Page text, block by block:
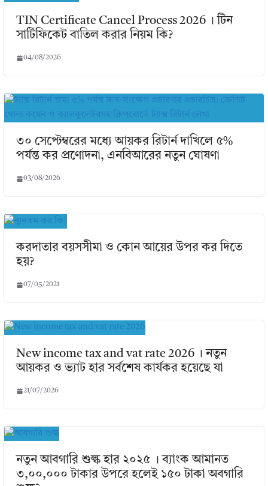
TIN Certificate Cancel Process 2026 । টিন
সার্টিফিকেট বাতিল করার নিয়ম কি?
04/08/2026
৩০ সেপ্টেম্বরের মধ্যে আয়কর রিটার্ন দাখিলে ৫%
পর্যন্ত কর প্রণোদনা, এনবিআরের নতুন ঘোষণা
03/08/2026
করদাতার বয়সসীমা ও কোন আয়ের উপর কর দিতে
হয়?
07/05/2021
New income tax and vat rate 2026 । নতুন
আয়কর ও ভ্যাট হার সর্বশেষ কার্যকর হয়েছে যা
21/07/2026
নতুন আবগারি শুল্ক হার ২০২৫ । ব্যাংক আমানত
৩,০০,০০০ টাকার উপরে হলেই ১৫০ টাকা অবগারি